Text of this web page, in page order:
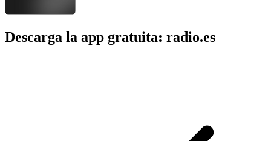
Descarga la app gratuita: radio.es